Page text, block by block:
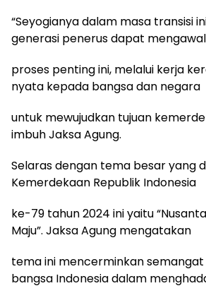
“Seyogianya dalam masa transisi
generasi penerus dapat mengawal
proses penting ini, melalui kerja
nyata kepada bangsa dan negara
untuk mewujudkan tujuan
imbuh Jaksa Agung.
Selaras dengan tema besar yang
Kemerdekaan Republik Indonesia
ke-79 tahun 2024 ini yaitu
Maju”. Jaksa Agung mengatakan
tema ini mencerminkan
bangsa Indonesia dalam